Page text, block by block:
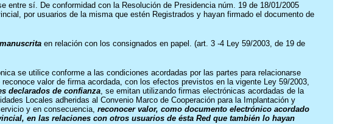
entre sí. De conformidad con la Resolución de Presidencia núm. 19 de 18/01/2005
por usuarios de la misma que estén Registrados y hayan firmado el documento de
en relación con los consignados en papel. (art. 3 -4 Ley 59/2003, de 19 de
se utilice conforme a las condiciones acordadas por las partes para relacionarse
valor de firma acordada, con los efectos previstos en la vigente Ley 59/2003,
declarados de confianza, se emitan utilizando firmas electrónicas acordadas de la
Locales adheridas al Convenio Marco de Cooperación para la Implantación y
y en consecuencia, reconocer valor, como documento electrónico acordado
en las relaciones con otros usuarios de ésta Red que también lo hayan